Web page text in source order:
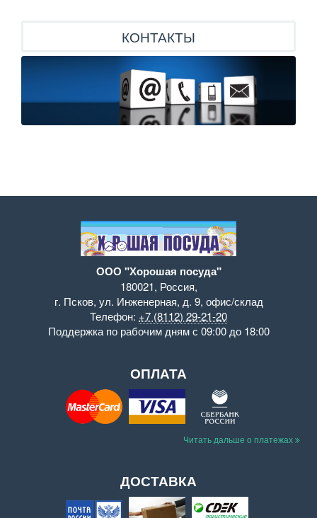
КОНТАКТЫ
ООО "Хорошая посуда"
180021, Россия,
г. Псков, ул. Инженерная, д. 9, офис/склад
Телефон: +7 (8112) 29-21-20
Поддержка по рабочим дням с 09:00 до 18:00
ОПЛАТА
Читать дальше о платежах
ДОСТАВКА